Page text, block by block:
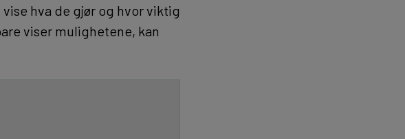
hva de gjør og hvor viktig
viser mulighetene, kan